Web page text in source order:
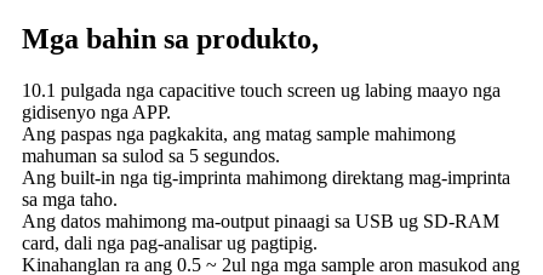
Mga bahin sa produkto,
10.1 pulgada nga capacitive touch screen ug labing maayo nga
gidisenyo nga APP.
Ang paspas nga pagkakita, ang matag sample mahimong
mahuman sa sulod sa 5 segundos.
Ang built-in nga tig-imprinta mahimong direktang mag-imprinta
sa mga taho.
Ang datos mahimong ma-output pinaagi sa USB ug SD-RAM
card, dali nga pag-analisar ug pagtipig.
Kinahanglan ra ang 0.5 ~ 2ul nga mga sample aron masukod ang